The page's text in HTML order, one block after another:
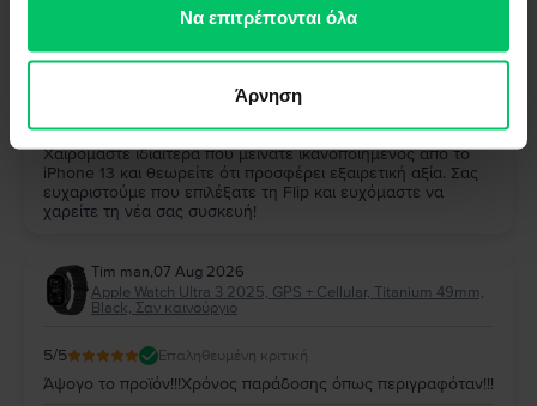
των υπηρεσιών τους.Να επιτρέπονται όλα
Άρνηση
Παρα πολυ καλο και αξιζει
Απάντηση από τη Flip
Σας ευχαριστούμε πολύ για την αξιολόγησή σας!
Χαιρόμαστε ιδιαίτερα που μείνατε ικανοποιημένος από το
iPhone 13 και θεωρείτε ότι προσφέρει εξαιρετική αξία. Σας
ευχαριστούμε που επιλέξατε τη Flip και ευχόμαστε να
χαρείτε τη νέα σας συσκευή!
Tim man,07 Aug 2026
Apple Watch Ultra 3 2025, GPS + Cellular, Titanium 49mm,
Black, Σαν καινούργιο
5/5 Επαληθευμένη κριτική
Άψογο το προϊόν!!!Χρόνος παράδοσης όπως περιγραφόταν!!!